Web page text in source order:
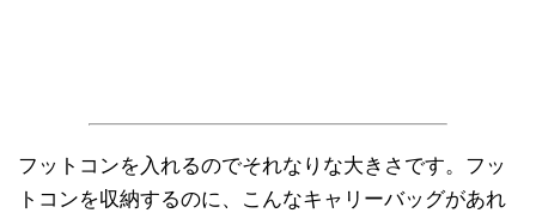
フットコンを入れるのでそれなりな大きさです。フッ
トコンを収納するのに、こんなキャリーバッグがあれ